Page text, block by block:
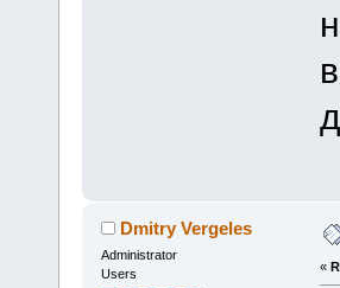
Dmitry Vergeles
Administrator
Users
«